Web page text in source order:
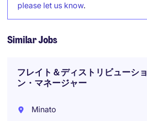
please let us know.
Similar Jobs
フレイト＆ディストリビューショ
ン・マネージャー
Minato